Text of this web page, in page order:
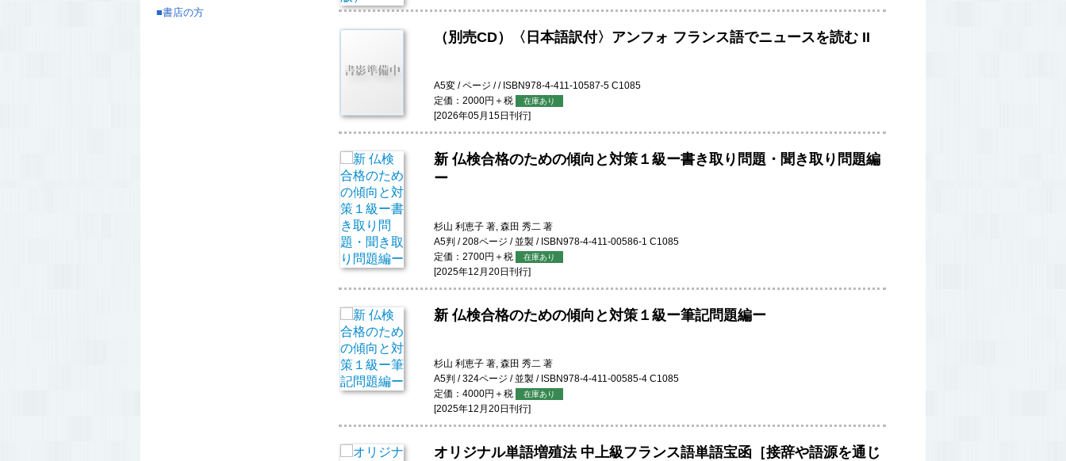
（別売CD）〈日本語訳付〉アンフォ フランス語でニュースを読む II
A5変 / ページ / / ISBN978-4-411-10587-5 C1085
定価：2000円＋税
在庫あり
[2026年05月15日刊行]
新 仏検合格のための傾向と対策１級ー書き取り問題・聞き取り問題編
ー
杉山 利恵子 著, 森田 秀二 著
A5判 / 208ページ / 並製 / ISBN978-4-411-00586-1 C1085
定価：2700円＋税
在庫あり
[2025年12月20日刊行]
新 仏検合格のための傾向と対策１級ー筆記問題編ー
杉山 利恵子 著, 森田 秀二 著
A5判 / 324ページ / 並製 / ISBN978-4-411-00585-4 C1085
定価：4000円＋税
在庫あり
[2025年12月20日刊行]
オリジナル単語増殖法 中上級フランス語単語宝函［接辞や語源を通じ
■書店の方